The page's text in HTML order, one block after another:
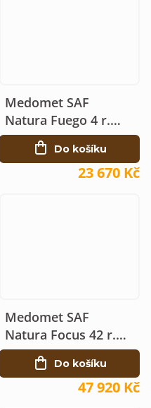
Medomet SAF
Natura Fuego 4 r.
elektrický 230V Ø64
23 670 Kč
Do košíku
Medomet SAF
Natura Focus 42 r.
elektrický 230V Ø90
47 920 Kč
Do košíku